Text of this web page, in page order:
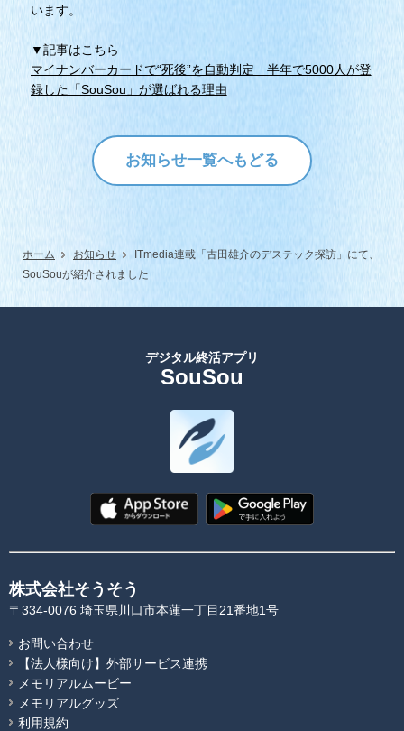
います。
▼記事はこちら
マイナンバーカードで“死後”を自動判定 半年で5000人が登
録した「SouSou」が選ばれる理由
お知らせ一覧へもどる
ホーム お知らせ
ITmedia連載「古田雄介のデステック探訪」にて、
SouSouが紹介されました
デジタル終活アプリ
SouSou
株式会社そうそう
〒334-0076 埼玉県川口市本蓮一丁目21番地1号
お問い合わせ
【法人様向け】外部サービス連携
メモリアルムービー
メモリアルグッズ
利用規約